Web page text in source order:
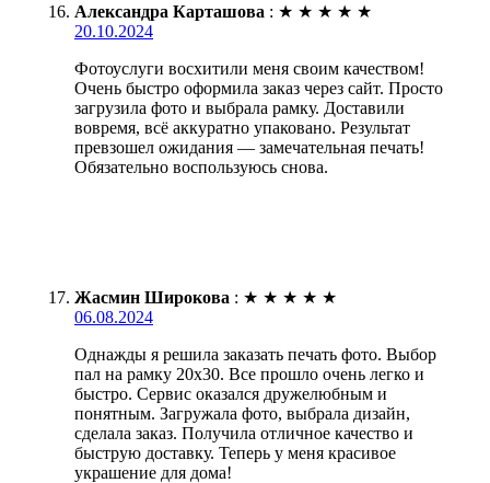
Александра Карташова : ★ ★ ★ ★ ★
20.10.2024
Фотоуслуги восхитили меня своим качеством!
Очень быстро оформила заказ через сайт. Просто
загрузила фото и выбрала рамку. Доставили
вовремя, всё аккуратно упаковано. Результат
превзошел ожидания — замечательная печать!
Обязательно воспользуюсь снова.
Жасмин Широкова : ★ ★ ★ ★ ★
06.08.2024
Однажды я решила заказать печать фото. Выбор
пал на рамку 20х30. Все прошло очень легко и
быстро. Сервис оказался дружелюбным и
понятным. Загружала фото, выбрала дизайн,
сделала заказ. Получила отличное качество и
быструю доставку. Теперь у меня красивое
украшение для дома!